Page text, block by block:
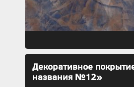
Декоративное
названия №12»